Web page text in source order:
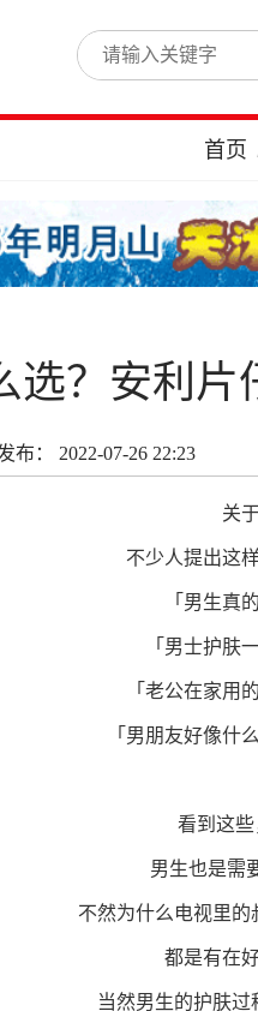
首页
选？安利
布： 2022-07-26 22:23
关于
不少人提出这样
「男生真的
「男士护肤一
「老公在家用的
「男朋友好像什么
看到这些
男生也是需
不然为什么电视里的
都是有在好
当然男生的护肤过